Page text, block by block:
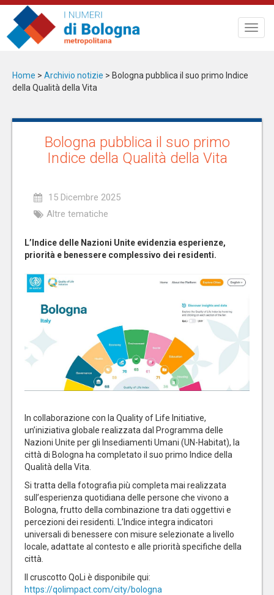
Salta
contenuto
principale
Home > Archivio notizie > Bologna pubblica il suo primo Indice
della Qualità della Vita
Bologna pubblica il suo primo
Indice della Qualità della Vita
15 Dicembre 2025
Altre tematiche
L’Indice delle Nazioni Unite evidenzia esperienze,
priorità e benessere complessivo dei residenti.
In collaborazione con la Quality of Life Initiative,
un’iniziativa globale realizzata dal Programma delle
Nazioni Unite per gli Insediamenti Umani (UN-Habitat), la
città di Bologna ha completato il suo primo Indice della
Qualità della Vita.
Si tratta della fotografia più completa mai realizzata
sull’esperienza quotidiana delle persone che vivono a
Bologna, frutto della combinazione tra dati oggettivi e
percezioni dei residenti. L’Indice integra indicatori
universali di benessere con misure selezionate a livello
locale, adattate al contesto e alle priorità specifiche della
città.
Il cruscotto QoLi è disponibile qui:
https://qolimpact.com/city/bologna